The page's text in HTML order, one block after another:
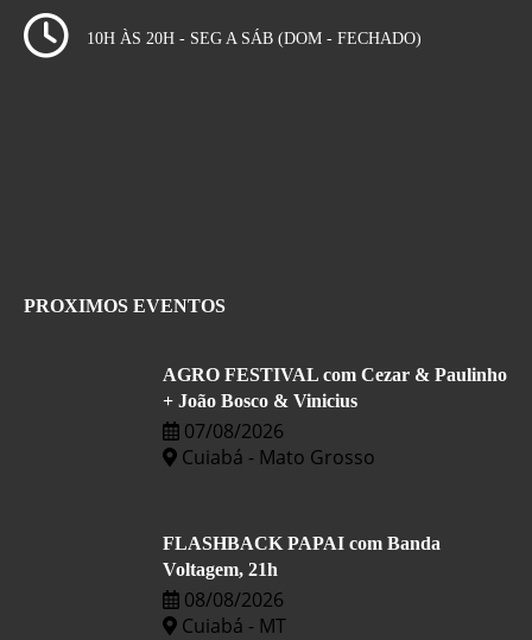
10H ÀS 20H - SEG A SÁB (DOM - FECHADO)
PROXIMOS EVENTOS
AGRO FESTIVAL com Cezar & Paulinho
+ João Bosco & Vinicius
07/08/2026
Cuiabá - Mato Grosso
FLASHBACK PAPAI com Banda
Voltagem, 21h
08/08/2026
Cuiabá - MT